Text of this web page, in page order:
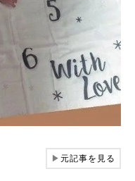
▶元記事を見る